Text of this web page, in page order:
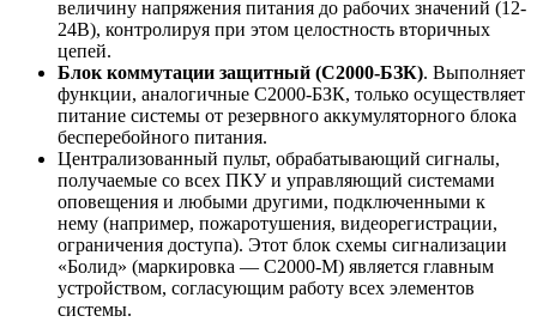
величину напряжения питания до рабочих значений (12-
24В), контролируя при этом целостность вторичных
цепей.
Блок коммутации защитный (С2000-БЗК). Выполняет
функции, аналогичные С2000-БЗК, только осуществляет
питание системы от резервного аккумуляторного блока
бесперебойного питания.
Централизованный пульт, обрабатывающий сигналы,
получаемые со всех ПКУ и управляющий системами
оповещения и любыми другими, подключенными к
нему (например, пожаротушения, видеорегистрации,
ограничения доступа). Этот блок схемы сигнализации
«Болид» (маркировка — С2000-М) является главным
устройством, согласующим работу всех элементов
системы.